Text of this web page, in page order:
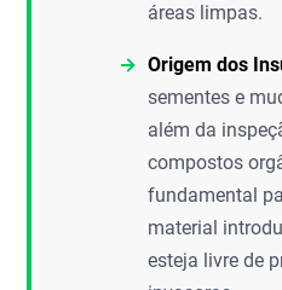
áreas limpas.
Origem dos
sementes e
além da
compostos
fundamental
material
esteja livre de